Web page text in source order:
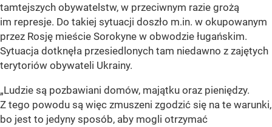
tamtejszych obywatelstw, w przeciwnym razie grożą
im represje. Do takiej sytuacji doszło m.in. w okupowanym
przez Rosję mieście Sorokyne w obwodzie ługańskim.
Sytuacja dotknęła przesiedlonych tam niedawno z zajętych
terytoriów obywateli Ukrainy.
„Ludzie są pozbawiani domów, majątku oraz pieniędzy.
Z tego powodu są więc zmuszeni zgodzić się na te warunki,
bo jest to jedyny sposób, aby mogli otrzymać